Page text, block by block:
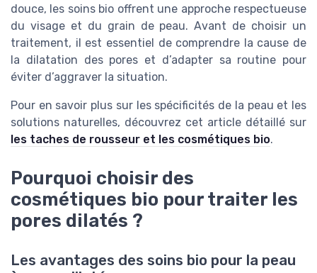
douce, les soins bio offrent une approche respectueuse
du visage et du grain de peau. Avant de choisir un
traitement, il est essentiel de comprendre la cause de
la dilatation des pores et d’adapter sa routine pour
éviter d’aggraver la situation.
Pour en savoir plus sur les spécificités de la peau et les
solutions naturelles, découvrez cet article détaillé sur
les taches de rousseur et les cosmétiques bio.
Pourquoi choisir des
cosmétiques bio pour traiter les
pores dilatés ?
Les avantages des soins bio pour la peau